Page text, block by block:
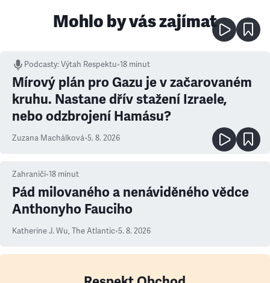
Mohlo by vás zajímat
Podcasty:Výtah Respektu•18 minut
Mírový plán pro Gazu je v začarovaném
kruhu. Nastane dřív stažení Izraele,
nebo odzbrojení Hamásu?
Zuzana Machálková•5. 8. 2026
Zahraničí•18 minut
Pád milovaného a nenáviděného vědce
Anthonyho Fauciho
Katherine J. Wu, The Atlantic•5. 8. 2026